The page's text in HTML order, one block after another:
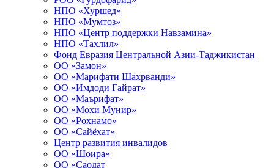
НПО «Хуршед»
НПО «Мумтоз»
НПО «Центр поддержки Навзамина»
НПО «Тахлил»
Фонд Евразия Центральной Азии-Таджикистан
ОО «Замон»
ОО «Марифати Шахрванди»
ОО «Имдоди Гайрат»
ОО «Маърифат»
ОО «Мохи Мунир»
ОО «Рохнамо»
ОО «Сайёхат»
Центр развития инвалидов
ОО «Шоира»
ОО «Саодат